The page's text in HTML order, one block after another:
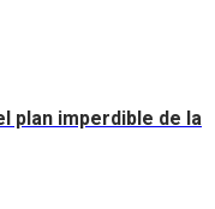
plan imperdible de la